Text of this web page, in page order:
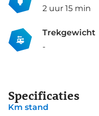
2 uur 15 min
Trekgewicht
-
Specificaties
Km stand